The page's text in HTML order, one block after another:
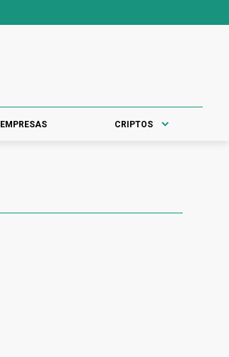
EMPRESAS CRIPTOS